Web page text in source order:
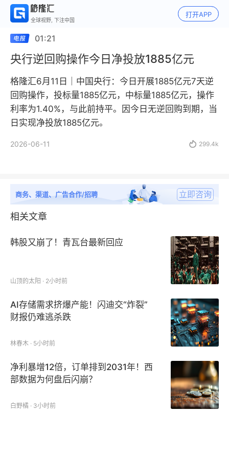
全球视野, 下注中国
打开APP
01:21
央行逆回购操作今日净投放1885亿元
格隆汇6月11日｜中国央行：今日开展1885亿元7天逆
回购操作，投标量1885亿元，中标量1885亿元，操作
利率为1.40%，与此前持平。因今日无逆回购到期，当
日实现净投放1885亿元。
2026-06-11  299.4k
商务、渠道、广告合作/招聘 立即咨询
相关文章
韩股又崩了！青瓦台最新回应
山顶的太阳 · 2小时前
AI存储需求挤爆产能！闪迪交“炸裂”
财报仍难逃杀跌
林春木 · 5小时前
净利暴增12倍，订单排到2031年！西
部数据为何盘后闪崩？
白野橘 · 3小时前